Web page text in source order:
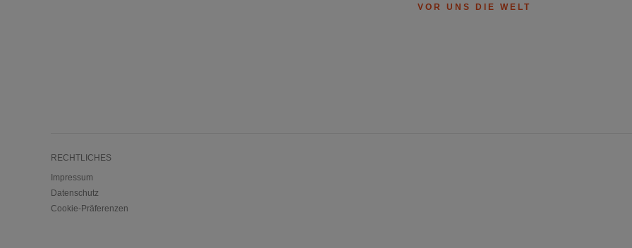
VOR UNS DIE WELT
RECHTLICHES
Impressum
Datenschutz
Cookie-Präferenzen